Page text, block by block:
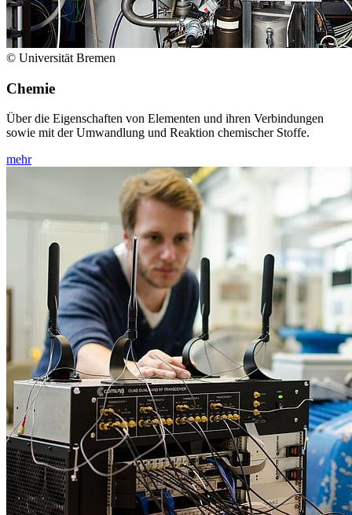
© Universität Bremen
Chemie
Über die Eigenschaften von Elementen und ihren Verbindungen
sowie mit der Umwandlung und Reaktion chemischer Stoffe.
mehr